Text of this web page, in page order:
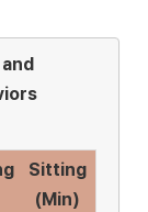
Sitting
(Min)